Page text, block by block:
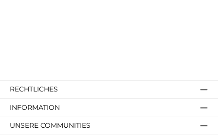
RECHTLICHES
INFORMATION
UNSERE COMMUNITIES